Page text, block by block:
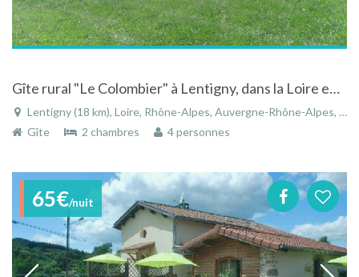
Gîte rural "Le Colombier" à Lentigny, dans la Loire en Rhône-Alpes, havre de paix dans le Roannais.
Lentigny (18 km), Loire, Rhône-Alpes, Auvergne-Rhône-Alpes, France
Gîte
2 chambres 4 personnes
65€/nuit